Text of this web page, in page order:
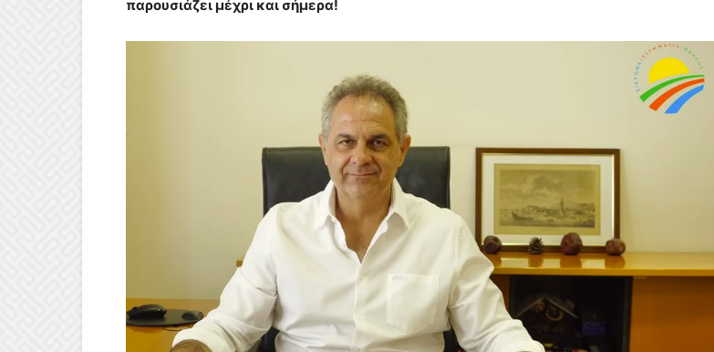
παρουσιάζει μέχρι και σήμερα!